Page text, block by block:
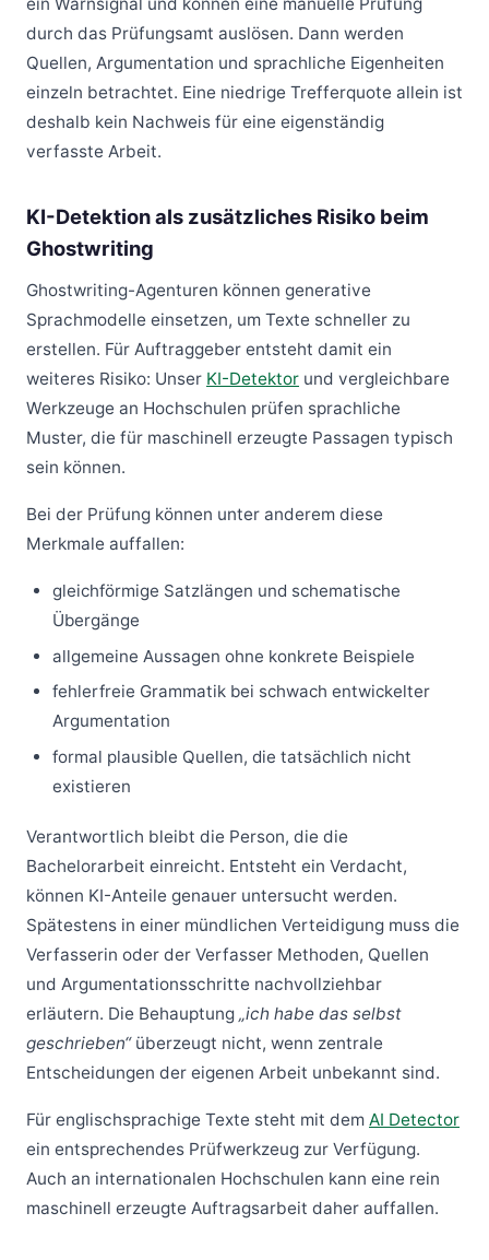
ein Warnsignal und können eine manuelle Prüfung
durch das Prüfungsamt auslösen. Dann werden
Quellen, Argumentation und sprachliche Eigenheiten
einzeln betrachtet. Eine niedrige Trefferquote allein ist
deshalb kein Nachweis für eine eigenständig
verfasste Arbeit.
KI-Detektion als zusätzliches Risiko beim
Ghostwriting
Ghostwriting-Agenturen können generative
Sprachmodelle einsetzen, um Texte schneller zu
erstellen. Für Auftraggeber entsteht damit ein
weiteres Risiko: Unser KI-Detektor und vergleichbare
Werkzeuge an Hochschulen prüfen sprachliche
Muster, die für maschinell erzeugte Passagen typisch
sein können.
Bei der Prüfung können unter anderem diese
Merkmale auffallen:
gleichförmige Satzlängen und schematische
Übergänge
allgemeine Aussagen ohne konkrete Beispiele
fehlerfreie Grammatik bei schwach entwickelter
Argumentation
formal plausible Quellen, die tatsächlich nicht
existieren
Verantwortlich bleibt die Person, die die
Bachelorarbeit einreicht. Entsteht ein Verdacht,
können KI-Anteile genauer untersucht werden.
Spätestens in einer mündlichen Verteidigung muss die
Verfasserin oder der Verfasser Methoden, Quellen
und Argumentationsschritte nachvollziehbar
erläutern. Die Behauptung „ich habe das selbst
geschrieben“überzeugt nicht, wenn zentrale
Entscheidungen der eigenen Arbeit unbekannt sind.
Für englischsprachige Texte steht mit dem AI Detector
ein entsprechendes Prüfwerkzeug zur Verfügung.
Auch an internationalen Hochschulen kann eine rein
maschinell erzeugte Auftragsarbeit daher auffallen.